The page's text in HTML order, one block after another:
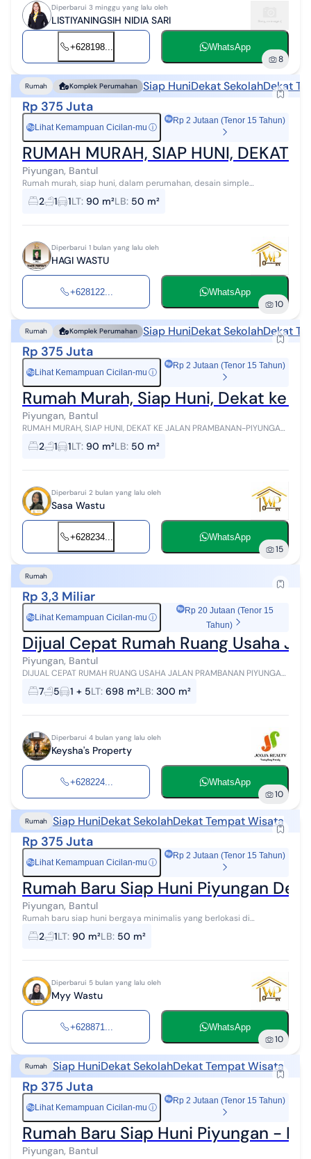
Diperbarui 3 minggu yang lalu oleh
LISTIYANINGSIH NIDIA SARI
+628198... WhatsApp
8
Rumah Komplek Perumahan Siap HuniDekat SekolahDekat
Rp 375 Juta
Rp Lihat Kemampuan Cicilan-mu ⓘ
Rp 2 Jutaan (Tenor 15 Tahun)
RUMAH MURAH, SIAP HUNI, DEKAT
Piyungan, Bantul
Rumah murah, siap huni, dalam perumahan, desain simple
minimalis, lokasi di area Srimartani, Piyungan, 9 menit saja dari RSUD
Prambanan, hanya 1 un...
2 1 1LT: 90 m²LB: 50 m²
Diperbarui 1 bulan yang lalu oleh
HAGI WASTU
+628122... WhatsApp
10
Rumah Komplek Perumahan Siap HuniDekat SekolahDekat
Rp 375 Juta
Rp Lihat Kemampuan Cicilan-mu ⓘ
Rp 2 Jutaan (Tenor 15 Tahun)
Rumah Murah, Siap Huni, Dekat ke
Piyungan, Bantul
RUMAH MURAH, SIAP HUNI, DEKAT KE JALAN PRAMBANAN-PIYUNGAN
Lokasi : Srimartani, Kec.Piyungan, Kab.Bantul, Yogyakarta Info &
Survei : WASTU PROPERTY ...
2 1 1LT: 90 m²LB: 50 m²
Diperbarui 2 bulan yang lalu oleh
Sasa Wastu
+628234... WhatsApp
15
Rumah
Rp 3,3 Miliar
Rp Lihat Kemampuan Cicilan-mu ⓘ
Rp 20 Jutaan (Tenor 15
Tahun)
Dijual Cepat Rumah Ruang Usaha
Piyungan, Bantul
DIJUAL CEPAT RUMAH RUANG USAHA JALAN PRAMBANAN PIYUNGAN
JOGJA Lokasi : Srimartani, Piyungan, Yogyakarta Harga : Rp. 3,3 M
nego sampai deal Spes...
7 5 1 + 5LT: 698 m²LB: 300 m²
Diperbarui 4 bulan yang lalu oleh
Keysha's Property
+628224... WhatsApp
10
Rumah Siap HuniDekat SekolahDekat Tempat Wisata
Rp 375 Juta
Rp Lihat Kemampuan Cicilan-mu ⓘ
Rp 2 Jutaan (Tenor 15 Tahun)
Rumah Baru Siap Huni Piyungan
Piyungan, Bantul
Rumah baru siap huni bergaya minimalis yang berlokasi di
Srimartani, Piyungan, Bantul. Berada di kawasan strategis dengan
akses mudah menuju RSUD P...
2 1LT: 90 m²LB: 50 m²
Diperbarui 5 bulan yang lalu oleh
Myy Wastu
+628871... WhatsApp
10
Rumah Siap HuniDekat SekolahDekat Tempat Wisata
Rp 375 Juta
Rp Lihat Kemampuan Cicilan-mu ⓘ
Rp 2 Jutaan (Tenor 15 Tahun)
Rumah Baru Siap Huni Piyungan -
Piyungan, Bantul